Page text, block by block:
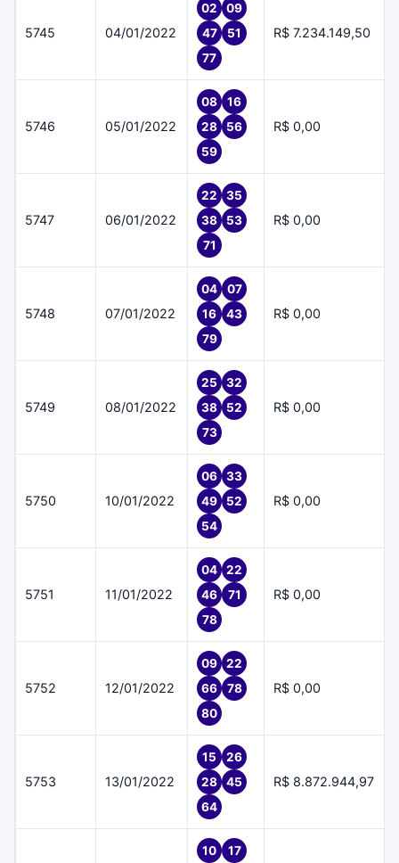
5745 04/01/2022
02
09
47
51
77
R$ 7.234.149,50
5746 05/01/2022
08
16
28
56
59
R$ 0,00
5747 06/01/2022
22
35
38
53
71
R$ 0,00
5748 07/01/2022
04
07
16
43
79
R$ 0,00
5749 08/01/2022
25
32
38
52
73
R$ 0,00
5750 10/01/2022
06
33
49
52
54
R$ 0,00
5751 11/01/2022
04
22
46
71
78
R$ 0,00
5752 12/01/2022
09
22
66
78
80
R$ 0,00
5753 13/01/2022
15
26
28
45
64
R$ 8.872.944,97
10
17